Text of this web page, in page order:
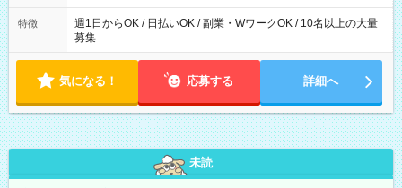
募集は行っておりません。予めご了承くださいませ。
特徴
週1日からOK / 日払いOK / 副業・WワークOK / 10名以上の大量
募集
気になる！ 応募する 詳細へ
未読